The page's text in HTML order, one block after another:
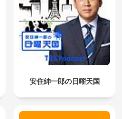
安住紳一郎の日曜天国